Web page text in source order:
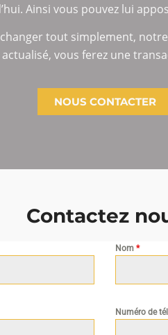
Ainsi vous pouvez lui
tout simplement,
vous ferez une
NOUS CONTACTER
Contactez
Nom *
Numéro de